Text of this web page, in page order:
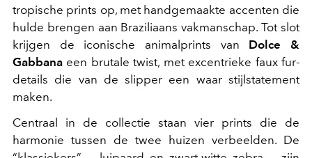
tropische prints op, met handgemaakte accenten die
hulde brengen aan Braziliaans vakmanschap. Tot slot
krijgen de iconische animalprints van Dolce &
Gabbana een brutale twist, met excentrieke faux fur-
details die van de slipper een waar stijlstatement
maken.
Centraal in de collectie staan vier prints die de
harmonie tussen de twee huizen verbeelden. De